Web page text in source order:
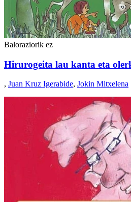
Baloraziorik ez
Hirurogeita lau kanta eta
, Juan Kruz Igerabide, Jokin Mitxelena